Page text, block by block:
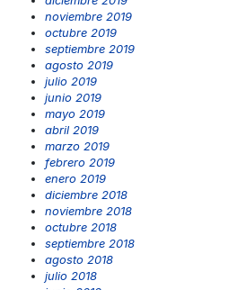
noviembre 2019
octubre 2019
septiembre 2019
agosto 2019
julio 2019
junio 2019
mayo 2019
abril 2019
marzo 2019
febrero 2019
enero 2019
diciembre 2018
noviembre 2018
octubre 2018
septiembre 2018
agosto 2018
julio 2018